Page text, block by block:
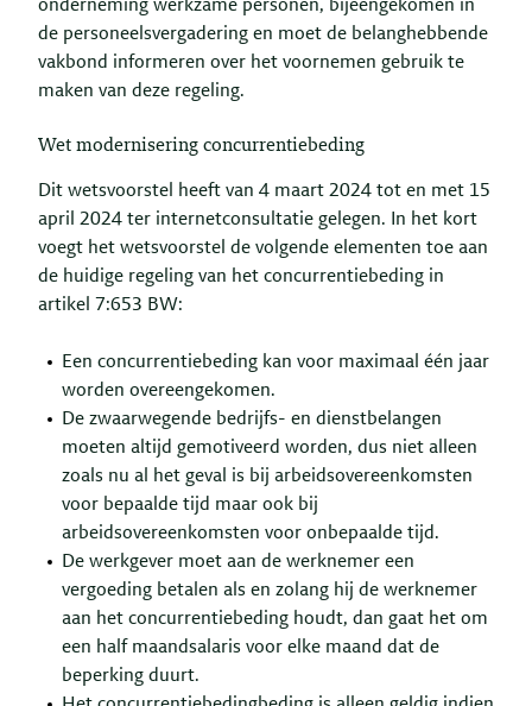
onderneming werkzame personen, bijeengekomen in
de personeelsvergadering en moet de belanghebbende
vakbond informeren over het voornemen gebruik te
maken van deze regeling.
Wet modernisering concurrentiebeding
Dit wetsvoorstel heeft van 4 maart 2024 tot en met 15
april 2024 ter internetconsultatie gelegen. In het kort
voegt het wetsvoorstel de volgende elementen toe aan
de huidige regeling van het concurrentiebeding in
artikel 7:653 BW:
Een concurrentiebeding kan voor maximaal één jaar
worden overeengekomen.
De zwaarwegende bedrijfs- en dienstbelangen
moeten altijd gemotiveerd worden, dus niet alleen
zoals nu al het geval is bij arbeidsovereenkomsten
voor bepaalde tijd maar ook bij
arbeidsovereenkomsten voor onbepaalde tijd.
De werkgever moet aan de werknemer een
vergoeding betalen als en zolang hij de werknemer
aan het concurrentiebeding houdt, dan gaat het om
een half maandsalaris voor elke maand dat de
beperking duurt.